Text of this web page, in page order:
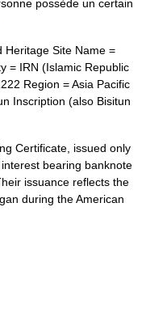
possède un certain
Site Name =
= IRN (Islamic Republic
Region = Asia Pacific
Inscription (also Bisitun
Certificate, issued only
bearing banknote
issuance reflects the
during the American